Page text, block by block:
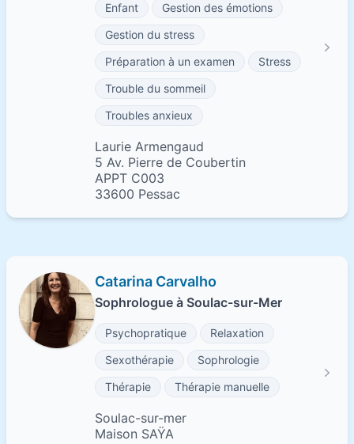
Enfant
Gestion des émotions
Gestion du stress
Préparation à un examen
Stress
Trouble du sommeil
Troubles anxieux
Laurie Armengaud
5 Av. Pierre de Coubertin
APPT C003
33600 Pessac
Catarina Carvalho
Sophrologue à Soulac-sur-Mer
Psychopratique
Relaxation
Sexothérapie
Sophrologie
Thérapie
Thérapie manuelle
Soulac-sur-mer
Maison SAŸA